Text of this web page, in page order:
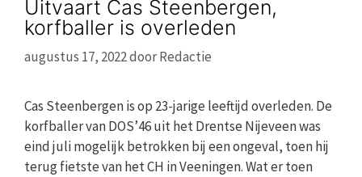
Uitvaart Cas Steenbergen,
korfballer is overleden
augustus 17, 2022doorRedactie
Cas Steenbergen is op 23-jarige leeftijd overleden. De
korfballer van DOS’46 uit het Drentse Nijeveen was
eind juli mogelijk betrokken bij een ongeval, toen hij
terug fietste van het CH in Veeningen. Wat er toen